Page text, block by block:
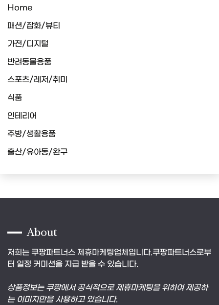
Home
패션/잡화/뷰티
가전/디지털
반려동물용품
스포츠/레저/취미
식품
인테리어
주방/생활용품
출산/유아동/완구
About
저희는 쿠팡파트너스 제휴마케팅업체입니다.쿠팡파트너스로부
터 일정 커미션을 지급 받을 수 있습니다.
상품정보는 쿠팡에서 공식적으로 제휴마케팅을 위하여 제공하
는 이미지만을 사용하고 있습니다.